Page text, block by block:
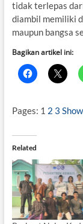
tidak terlepas
diambil memiliki
maupun bangsa
Bagikan artikel ini:
Pages: 1 2 3
Related